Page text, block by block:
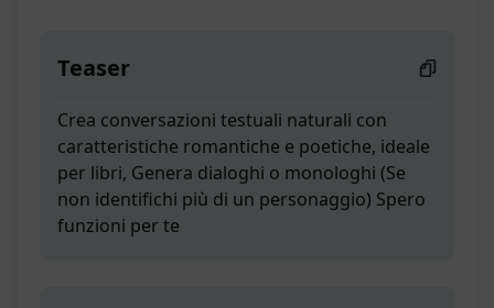
Teaser
Crea conversazioni testuali naturali con
caratteristiche romantiche e poetiche, ideale
per libri, Genera dialoghi o monologhi (Se
non identifichi più di un personaggio) Spero
funzioni per te